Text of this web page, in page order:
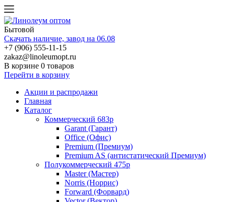
Бытовой
Скачать наличие, завод на 06.08
+7 (906) 555-11-15
zakaz@linoleumopt.ru
В корзине 0 товаров
Перейти в корзину
Акции и распродажи
Главная
Каталог
Коммерческий 683р
Garant (Гарант)
Office (Офис)
Premium (Премиум)
Premium AS (антистатический Премиум)
Полукоммерческий 475р
Master (Мастер)
Norris (Норрис)
Forward (Форвард)